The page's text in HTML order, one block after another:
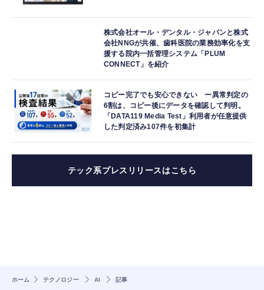
株式会社オール・デンタル・ジャパンと株式
会社NNGが共催、歯科医院の業務効率化を支
援する院内一括管理システム「PLUM
CONNECT」を紹介
コピー完了でも安心できない ー異常判定の
6割は、コピー後にデータを確認して判明。
「DATA119 Media Test」利用者が任意提供
した判定済み107件を初集計
テック系プレスリリースはこちら
ホーム テクノロジー AI 記事